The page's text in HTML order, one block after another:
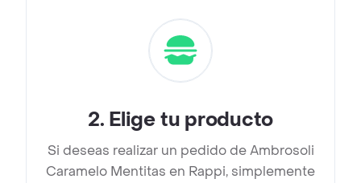
2. Elige tu producto
Si deseas realizar un pedido de Ambrosoli
Caramelo Mentitas en Rappi, simplemente